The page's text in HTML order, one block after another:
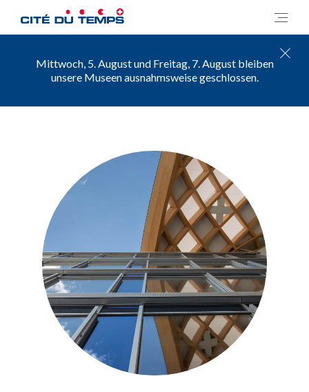
Mittwoch, 5. August und Freitag, 7. August bleiben
unsere Museen ausnahmsweise geschlossen.